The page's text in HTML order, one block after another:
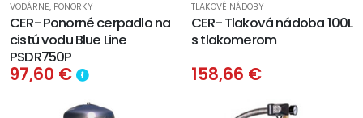
VODÁRNE, PONORKY
CER- Ponorné cerpadlo na
cistú vodu Blue Line
PSDR750P
97,60 €
TLAKOVÉ NÁDOBY
CER- Tlaková nádoba 100L
s tlakomerom
158,66 €